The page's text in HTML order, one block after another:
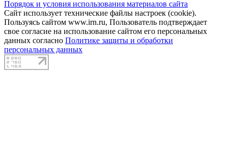
Порядок и условия использования материалов сайта
Сайт использует технические файлы настроек (cookie).
Пользуясь сайтом www.irn.ru, Пользователь подтверждает
свое согласие на использование сайтом его персональных
данных согласно Политике защиты и обработки
персональных данных